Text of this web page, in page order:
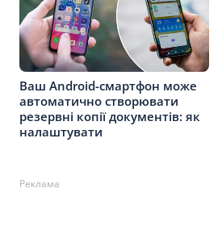
Ваш Android-смартфон може
автоматично створювати
резервні копії документів: як
налаштувати
Реклама